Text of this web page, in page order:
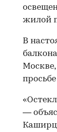
жилой
В
—